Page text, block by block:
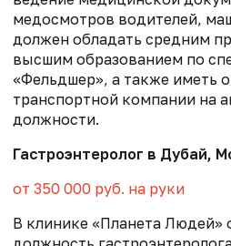
медосмотров водителей,
должен обладать средним
высшим образованием по
«Фельдшер», а также иметь
транспортной компании на
должности.
Гастроэнтеролог в Дубай,
от 350 000 руб. на руки
В клинике «Планета Людей»